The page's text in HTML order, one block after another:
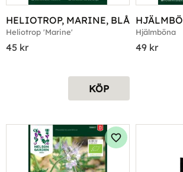
HELIOTROP, MARINE, BLÅ
Heliotrop 'Marine'
45 kr
KÖP
Hjälmböna
49 kr
Lägg till i